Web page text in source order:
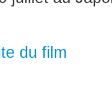
du film